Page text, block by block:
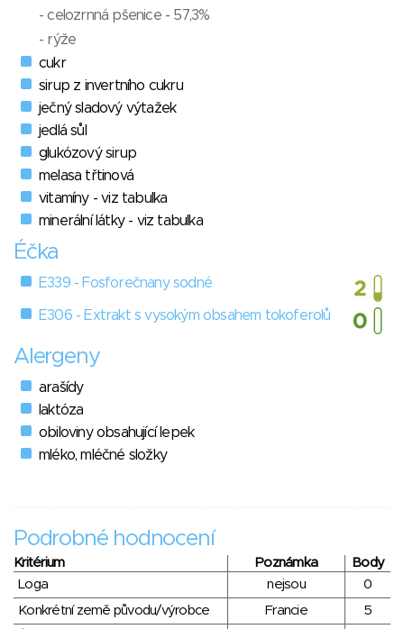
- celozrnná pšenice - 57,3%
- rýže
cukr
sirup z invertního cukru
ječný sladový výtažek
jedlá sůl
glukózový sirup
melasa třtinová
vitamíny - viz tabulka
minerální látky - viz tabulka
Éčka
E339 - Fosforečnany sodné
E306 - Extrakt s vysokým obsahem tokoferolů
Alergeny
arašídy
laktóza
obiloviny obsahující lepek
mléko, mléčné složky
Podrobné hodnocení
Kritérium Poznámka
Body
Loga
nejsou
0
Konkrétní země původu/výrobce
Francie
5